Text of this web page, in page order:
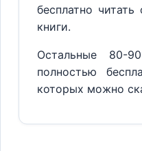
бесплатно
книги.
Остальные 80-
полностью
которых можно